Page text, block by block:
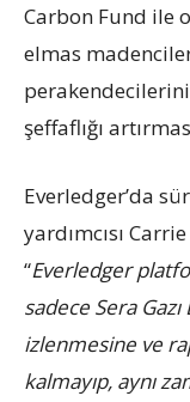
Carbon Fund ile
elmas
şeffaflığı
Everledger’da
yardımcısı
“Everledger
sadece Sera
izlenmesine ve
kalmayıp, aynı